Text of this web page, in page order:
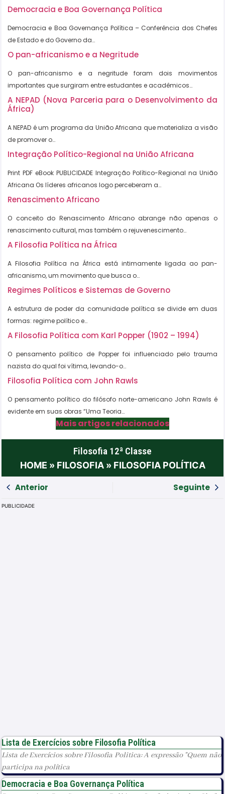
Democracia e Boa Governança Política
Democracia e Boa Governança Política – Conferência dos Chefes
de Estado e do Governo da…
O pan-africanismo e a Negritude
O pan-africanismo e a negritude foram dois movimentos
importantes que surgiram entre estudantes e acadêmicos…
A NEPAD (Nova Parceria para o Desenvolvimento da
África)
A NEPAD é um programa da União Africana que materializa a visão
de promover o…
Integração Político-Regional na União Africana
Print PDF eBook PUBLICIDADE Integração Político-Regional na União
Africana Os líderes africanos logo perceberam a…
Renascimento Africano
O conceito do Renascimento Africano abrange não apenas o
renascimento cultural, mas também o rejuvenescimento…
A Filosofia Política na África
A Filosofia Política na África está intimamente ligada ao pan-
africanismo, um movimento que busca o…
Regimes Políticos e Sistemas de Governo
A estrutura de poder da comunidade política se divide em duas
formas: regime político e…
A Filosofia Política com Karl Popper (1902 – 1994)
O pensamento político de Popper foi influenciado pelo trauma
nazista do qual foi vítima, levando-o…
Filosofia Política com John Rawls
O pensamento político do filósofo norte-americano John Rawls é
evidente em suas obras “Uma Teoria…
Mais artigos relacionados
Filosofia 12ª Classe
HOME » FILOSOFIA» FILOSOFIA POLÍTICA
Anterior Seguinte
PUBLICIDADE
Lista de Exercícios sobre Filosofia Política
Lista de Exercícios sobre Filosofia Politica: A expressão "Quem não
participa na política
Democracia e Boa Governança Política